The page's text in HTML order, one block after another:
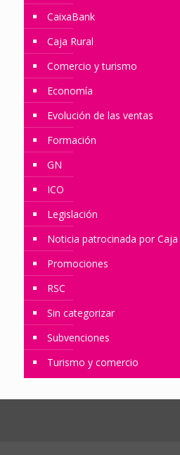
CaixaBank
Caja Rural
Comercio y turismo
Economía
Evolución de las ventas
Formación
GN
ICO
Legislación
Noticia patrocinada por
Promociones
RSC
Sin categorizar
Subvenciones
Turismo y comercio